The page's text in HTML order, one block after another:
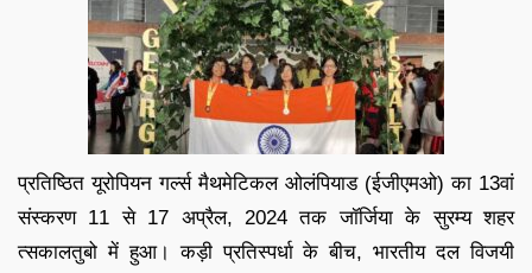
प्रतिष्ठित यूरोपियन गर्ल्स मैथमेटिकल ओलंपियाड (ईजीएमओ) का 13वां
संस्करण 11 से 17 अप्रैल, 2024 तक जॉर्जिया के सुरम्य शहर
त्सकालतुबो में हुआ। कड़ी प्रतिस्पर्धा के बीच, भारतीय दल विजयी